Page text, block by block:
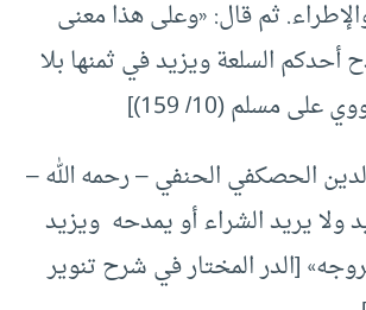
ثم قال: «وعلى هذا معنى
أحدكم السلعة ويزيد في ثمنها بلا
مسلم (10/ 159)]
الحصكفي الحنفي – رحمه الله –
ولا يريد الشراء أو يمدحه ويزيد
[الدر المختار في شرح تنوير